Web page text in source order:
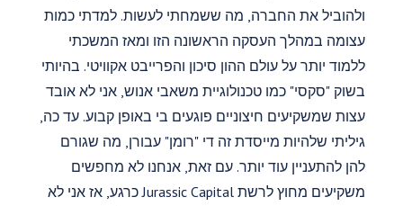
ולהוביל את החברה, מה ששמחתי לעשות. למדתי כמות
עצומה במהלך העסקה הראשונה הזו ומאז המשכתי
ללמוד יותר על עולם ההון סיכון והפרייבט אקוויטי. בהיותי
בשוק "סקסי" כמו טכנולוגיית משאבי אנוש, אני לא אובד
עצות שמשקיעים חיצוניים פוגעים בי באופן קבוע. עד כה,
גיליתי שלהיות מייסדת זה די "רומן" עבורן, מה שגורם
להן להתעניין עוד יותר. עם זאת, אנחנו לא מחפשים
משקיעים מחוץ לרשת Jurassic Capital כרגע, אז אני לא